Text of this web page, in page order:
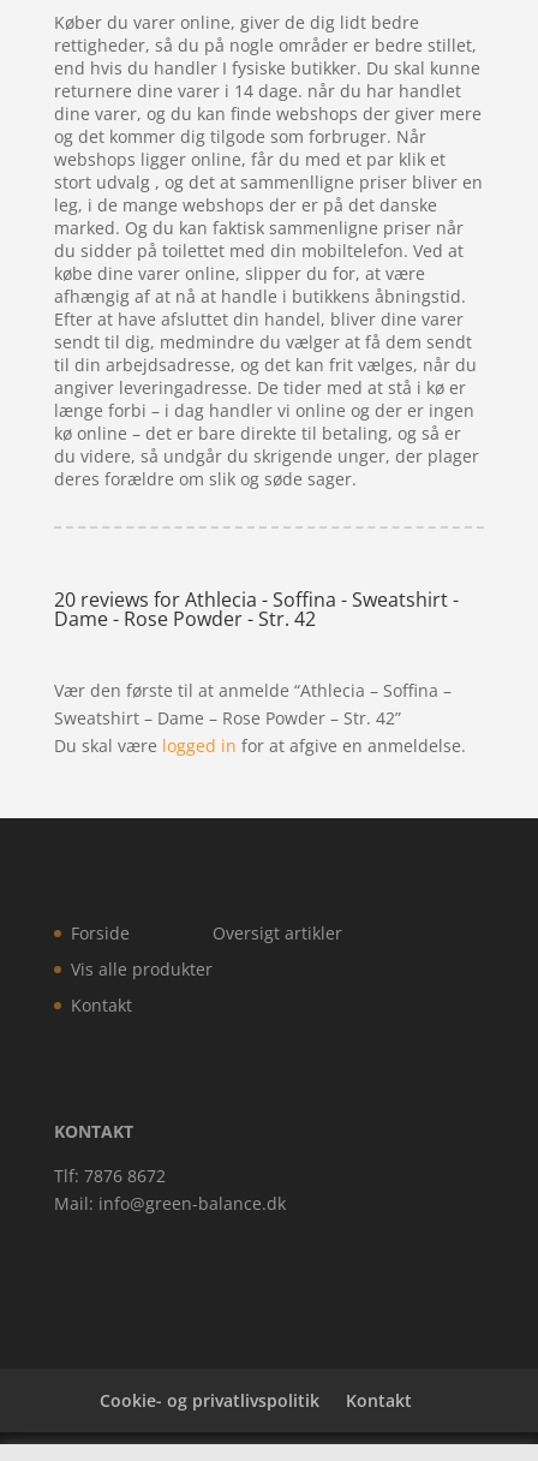
Køber du varer online, giver de dig lidt bedre
rettigheder, så du på nogle områder er bedre stillet,
end hvis du handler I fysiske butikker. Du skal kunne
returnere dine varer i 14 dage. når du har handlet
dine varer, og du kan finde webshops der giver mere
og det kommer dig tilgode som forbruger. Når
webshops ligger online, får du med et par klik et
stort udvalg , og det at sammenlligne priser bliver en
leg, i de mange webshops der er på det danske
marked. Og du kan faktisk sammenligne priser når
du sidder på toilettet med din mobiltelefon. Ved at
købe dine varer online, slipper du for, at være
afhængig af at nå at handle i butikkens åbningstid.
Efter at have afsluttet din handel, bliver dine varer
sendt til dig, medmindre du vælger at få dem sendt
til din arbejdsadresse, og det kan frit vælges, når du
angiver leveringadresse. De tider med at stå i kø er
længe forbi – i dag handler vi online og der er ingen
kø online – det er bare direkte til betaling, og så er
du videre, så undgår du skrigende unger, der plager
deres forældre om slik og søde sager.
20 reviews forAthlecia - Soffina - Sweatshirt -
Dame - Rose Powder - Str. 42
Vær den første til at anmelde “Athlecia – Soffina –
Sweatshirt – Dame – Rose Powder – Str. 42”
Du skal være logged in for at afgive en anmeldelse.
Forside
Vis alle produkter
Kontakt
Oversigt artikler
KONTAKT
Tlf: 7876 8672
Mail: info@green-balance.dk
Cookie- og privatlivspolitik Kontakt